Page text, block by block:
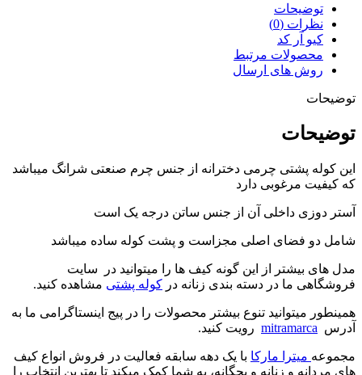
توضیحات
نظرات (0)
کیو آر کد
محصولات مرتبط
روش های ارسال
توضیحات
توضیحات
این کوله پشتی چرمی دخترانه از جنس چرم صنعتی شرانگ میباشد
که کیفیت مرغوبی دارد
آستر دوزی داخلی آن از جنس ساتن درجه یک است
شامل دو فضای اصلی مجزاست و پشت کوله ساده میباشد
مدل های بیشتر از این گونه کیف ها را میتوانید در سایت
فروشگاهی ما در دسته بندی زنانه در کوله پشتی مشاهده کنید.
همینطور میتوانید تنوع بیشتر محصولات را در پیج اینستاگرامی ما به
آدرس mitramarca رویت کنید.
مجموعه میترا مارکا با یک دهه سابقه فعالیت در فروش انواع کیف
های مردانه و زنانه و بچگانه، به شما کمک میکند تا بهترین انتخاب را